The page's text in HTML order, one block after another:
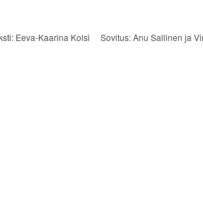
Eeva-Kaarina Kolsi Sovitus: Anu Sallinen ja